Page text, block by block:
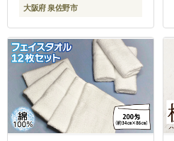
大阪府 泉佐野市